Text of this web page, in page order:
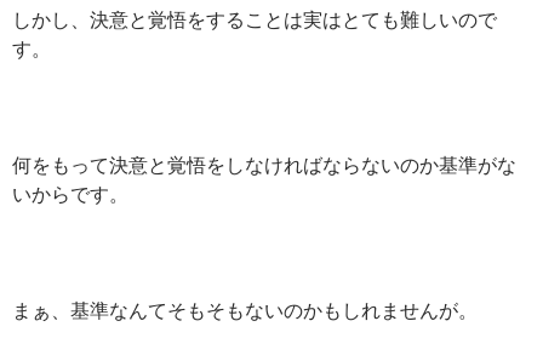
しかし、決意と覚悟をすることは実はとても難しいので
す。
何をもって決意と覚悟をしなければならないのか基準がな
いからです。
まぁ、基準なんてそもそもないのかもしれませんが。